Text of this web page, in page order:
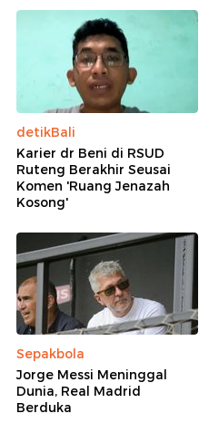
detikBali
Karier dr Beni di RSUD
Ruteng Berakhir Seusai
Komen 'Ruang Jenazah
Kosong'
Sepakbola
Jorge Messi Meninggal
Dunia, Real Madrid
Berduka